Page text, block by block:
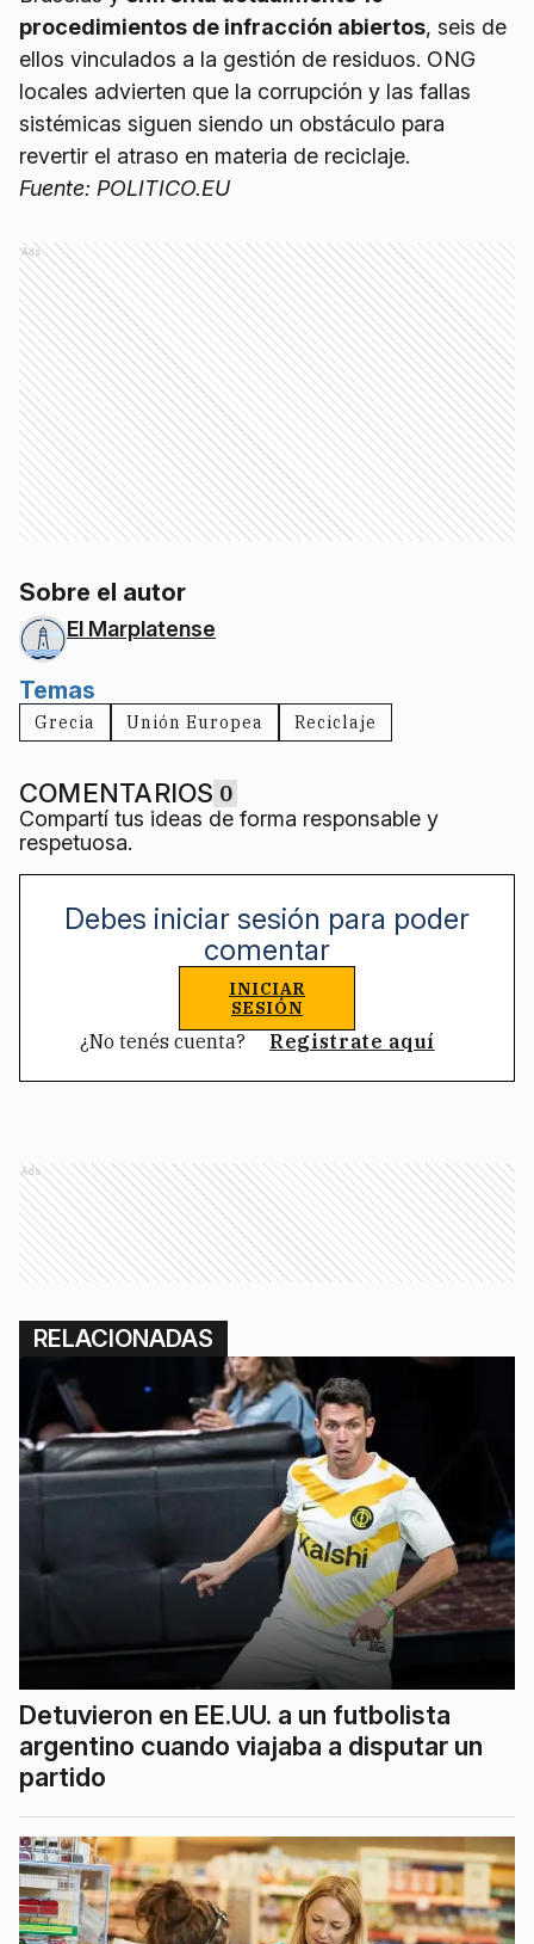
procedimientos de infracción abiertos, seis de
ellos vinculados a la gestión de residuos. ONG
locales advierten que la corrupción y las fallas
sistémicas siguen siendo un obstáculo para
revertir el atraso en materia de reciclaje.
Fuente: POLITICO.EU
Ads
Sobre el autor
El Marplatense
Temas
Grecia Unión Europea Reciclaje
COMENTARIOS 0
Compartí tus ideas de forma responsable y
respetuosa.
Debes iniciar sesión para poder
comentar
INICIAR
SESIÓN
¿No tenés cuenta? Registrate aquí
Ads
RELACIONADAS
Detuvieron en EE.UU. a un futbolista
argentino cuando viajaba a disputar un
partido